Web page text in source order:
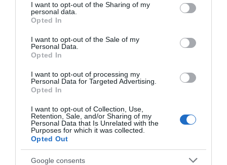
not limited to your visit or usage behaviour. You may click to
grant or deny consent to Google and its third-party tags to
use your data for below specified purposes in below Google
consent section.
I want to opt-out of the Sharing of my
personal data.
Opted In
I want to opt-out of the Sale of my
Personal Data.
Opted In
I want to opt-out of processing my
Personal Data for Targeted Advertising.
Opted In
I want to opt-out of Collection, Use,
Retention, Sale, and/or Sharing of my
Personal Data that Is Unrelated with the
Purposes for which it was collected.
Opted Out
Google consents
Χαμός με πασίγνωστο τραγουδιστή
στην Εύβοια – Δείτε τι έγινε
πινακίδες κυκλοφορίας – Τι αλλάζει με
το νέο ψηφιακό σύστημα
09.08.2026 | 17:20
Εύβοια: Προσοχή! Που απαγορεύεται η
κυκλοφορία οχημάτων και πεζών
09.08.2026 | 17:00